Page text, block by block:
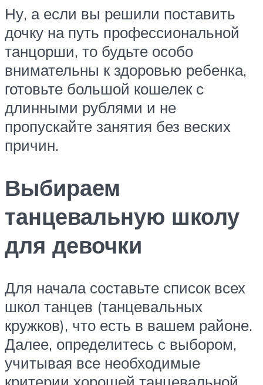
Ну, а если вы решили поставить
дочку на путь профессиональной
танцорши, то будьте особо
внимательны к здоровью ребенка,
готовьте большой кошелек с
длинными рублями и не
пропускайте занятия без веских
причин.
Выбираем
танцевальную школу
для девочки
Для начала составьте список всех
школ танцев (танцевальных
кружков), что есть в вашем районе.
Далее, определитесь с выбором,
учитывая все необходимые